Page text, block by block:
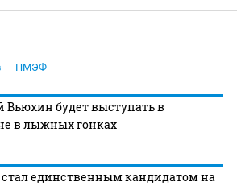
ПМЭФ
Вьюхин будет выступать в
в лыжных гонках
единственным кандидатом на